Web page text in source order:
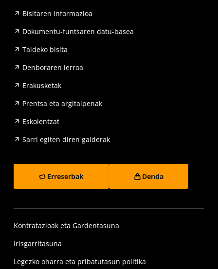
Bisitaren informazioa
Dokumentu-funtsaren datu-basea
Taldeko bisita
Denboraren lerroa
Erakusketak
Prentsa eta argitalpenak
Eskolentzat
Sarri egiten diren galderak
Erreserbak Denda
Kontratazioak eta Gardentasuna
Irisgarritasuna
Legezko oharra eta pribatutasun politika